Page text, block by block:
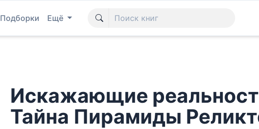
Подборки Ещё
Искажающие
Тайна Пирамиды